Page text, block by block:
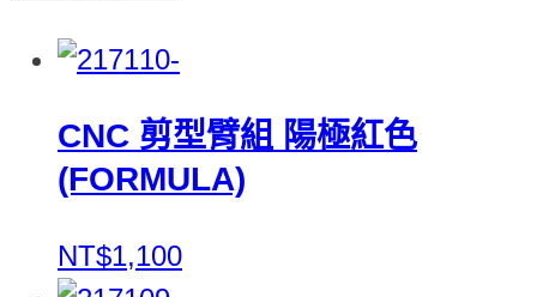
CNC 剪型臂組 陽極紅色
(FORMULA)
NT$1,100